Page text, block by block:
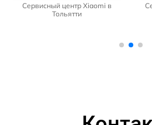
Сервисный центр Xiaomi в
Тольятти